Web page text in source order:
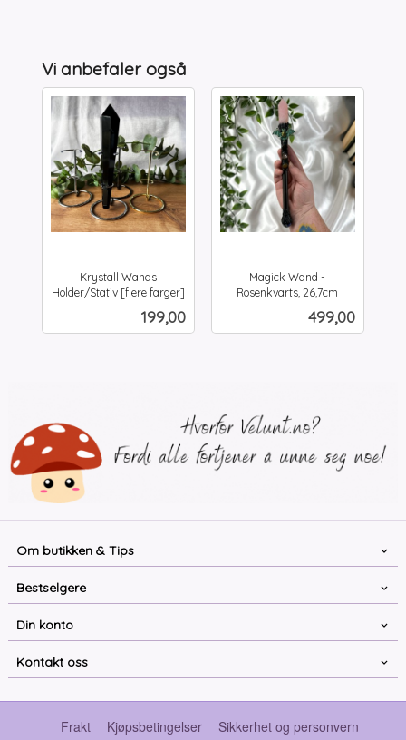
Vi anbefaler også
Krystall Wands
Holder/Stativ [flere farger]
Pris
199,00
Magick Wand -
Rosenkvarts, 26,7cm
Pris
499,00
Om butikken & Tips
Bestselgere
Din konto
Kontakt oss
Frakt Kjøpsbetingelser
Sikkerhet og personvern